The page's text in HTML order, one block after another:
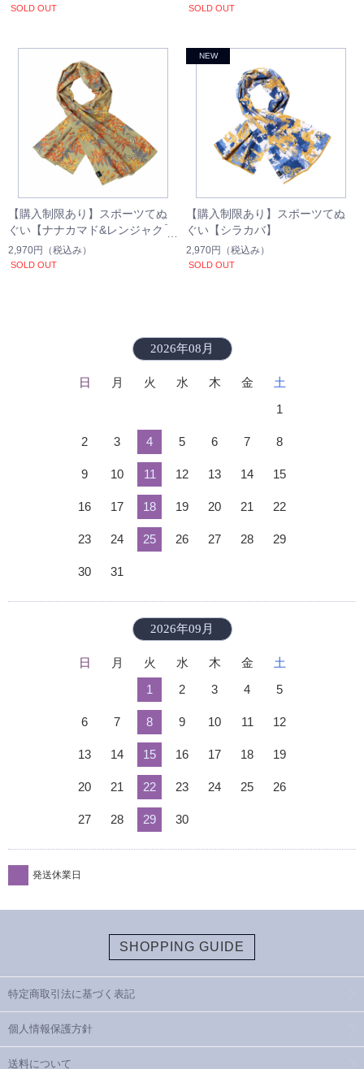
SOLD OUT SOLD OUT
【購入制限あり】スポーツてぬ
ぐい【ナナカマド&レンジャク】
2,970円 （税込み）
SOLD OUT
【購入制限あり】スポーツてぬ
ぐい【シラカバ】
2,970円 （税込み）
SOLD OUT
2026年08月
日 月 火 水 木 金
土
1
2 3 4 5 6 7 8
9 10 11 12 13 14 15
16 17 18 19 20 21 22
23 24 25 26 27 28 29
30 31
2026年09月
日 月 火 水 木 金
土
1
2 3 4 5
6 7 8 9 10 11 12
13 14 15 16 17 18 19
20 21 22 23 24 25 26
27 28 29 30
発送休業日
SHOPPING GUIDE
特定商取引法に基づく表記
個人情報保護方針
送料について